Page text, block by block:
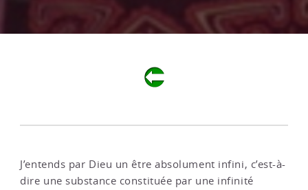
J’entends par Dieu un être absolument infini, c’est-à-
dire une substance constituée par une infinité